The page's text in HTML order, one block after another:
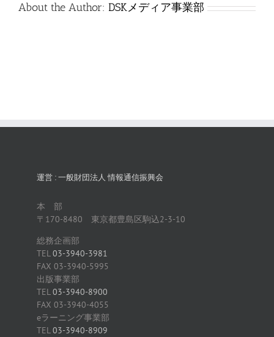
About the Author: DSKメディア事業部
運営 : 一般財団法人 情報通信振興会
本 部
〒170-8480 東京都豊島区駒込2-3-10
総務企画部
TEL03-3940-3981
FAX 03-3940-5995
出版事業部
TEL03-3940-8900
FAX 03-3940-4055
eラーニング事業部
TEL03-3940-8909